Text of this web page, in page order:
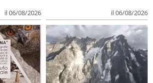
il 06/08/2026 il 06/08/2026